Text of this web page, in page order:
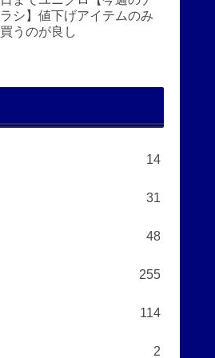
ラシ】値下げアイテムのみ
買うのが良し
14
31
48
255
114
2